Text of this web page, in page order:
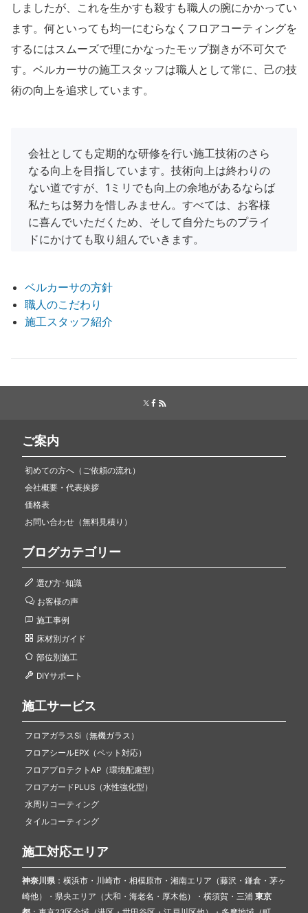
しましたが、これを生かすも殺すも職人の腕にかかってい
ます。何といっても均一にむらなくフロアコーティングを
するにはスムーズで理にかなったモップ捌きが不可欠で
す。ベルカーサの施工スタッフは職人として常に、己の技
術の向上を追求しています。
会社としても定期的な研修を行い施工技術のさら
なる向上を目指しています。技術向上は終わりの
ない道ですが、1ミリでも向上の余地があるならば
私たちは努力を惜しみません。すべては、お客様
に喜んでいただくため、そして自分たちのプライ
ドにかけても取り組んでいきます。
ベルカーサの方針
職人のこだわり
施工スタッフ紹介
ご案内
初めての方へ（ご依頼の流れ）
会社概要・代表挨拶
価格表
お問い合わせ（無料見積り）
ブログカテゴリー
選び方･知識
お客様の声
施工事例
床材別ガイド
部位別施工
DIYサポート
施工サービス
フロアガラスSi（無機ガラス）
フロアシールEPX（ペット対応）
フロアプロテクトAP（環境配慮型）
フロアガードPLUS（水性強化型）
水周りコーティング
タイルコーティング
施工対応エリア
神奈川県 ：横浜市・川崎市・相模原市・湘南エリア（藤沢・鎌倉・茅ヶ
崎他）・県央エリア（大和・海老名・厚木他）・横須賀・三浦 東京